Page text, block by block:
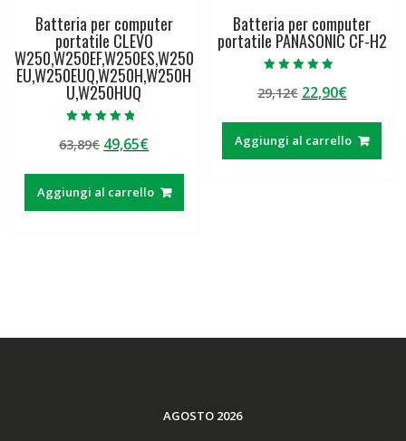
Batteria per computer
portatile CLEVO
W250,W250EF,W250ES,W250
EU,W250EUQ,W250H,W250H
U,W250HUQ
4.50
su 5
63,89€ Il
originale
era:
49,65€Il
attuale
è:
Aggiungi al carrello
Batteria per computer
portatile PANASONIC CF-H2
5.00
su 5
29,12€ Il
originale
era:
22,90€Il
attuale
è:
Aggiungi al carrello
AGOSTO 2026